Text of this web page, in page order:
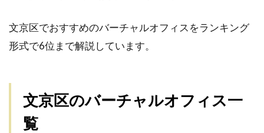
文京区でおすすめのバーチャルオフィスをランキング
形式で6位まで解説しています。
文京区のバーチャルオフィス一
覧